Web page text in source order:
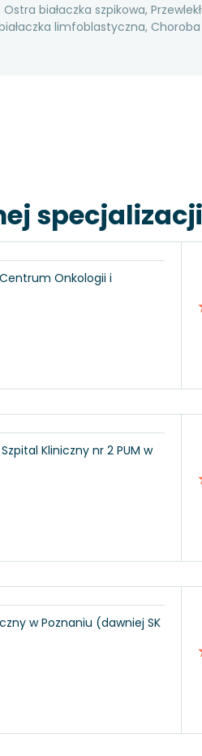
białaczka szpikowa,
limfoblastyczna, Choroba
specjalizacji
Onkologii i
Kliniczny nr 2 PUM w
w Poznaniu (dawniej SK